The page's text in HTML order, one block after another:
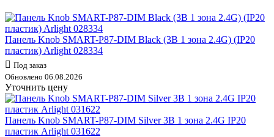
Панель Knob SMART-P87-DIM Black (3В 1 зона 2.4G) (IP20
пластик) Arlight 028334
Под заказ
Обновлено 06.08.2026
Уточнить цену
Панель Knob SMART-P87-DIM Silver 3В 1 зона 2.4G IP20
пластик Arlight 031622